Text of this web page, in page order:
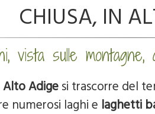
CHIUSA, IN
vista sulle
Alto Adigesi trascorre del
numerosi laghi e laghetti